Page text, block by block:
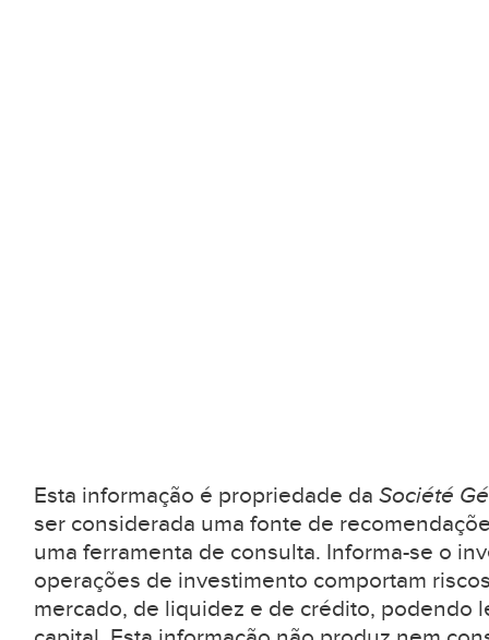
Esta informação é propriedade da Société
ser considerada uma fonte de
uma ferramenta de consulta. Informa-se o
operações de investimento comportam
mercado, de liquidez e de crédito, podendo